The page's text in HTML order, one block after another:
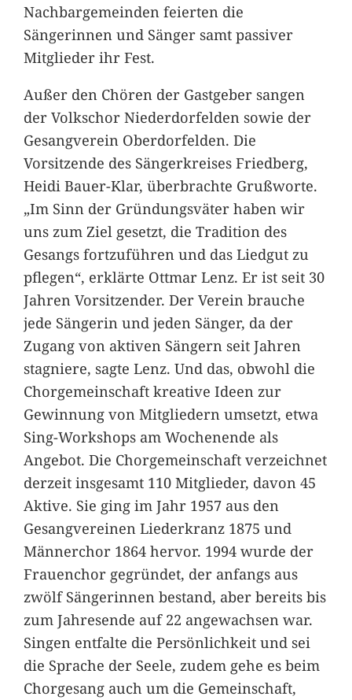
Nachbargemeinden feierten die
Sängerinnen und Sänger samt passiver
Mitglieder ihr Fest.
Außer den Chören der Gastgeber sangen
der Volkschor Niederdorfelden sowie der
Gesangverein Oberdorfelden. Die
Vorsitzende des Sängerkreises Friedberg,
Heidi Bauer-Klar, überbrachte Grußworte.
„Im Sinn der Gründungsväter haben wir
uns zum Ziel gesetzt, die Tradition des
Gesangs fortzuführen und das Liedgut zu
pflegen“, erklärte Ottmar Lenz. Er ist seit 30
Jahren Vorsitzender. Der Verein brauche
jede Sängerin und jeden Sänger, da der
Zugang von aktiven Sängern seit Jahren
stagniere, sagte Lenz. Und das, obwohl die
Chorgemeinschaft kreative Ideen zur
Gewinnung von Mitgliedern umsetzt, etwa
Sing-Workshops am Wochenende als
Angebot. Die Chorgemeinschaft verzeichnet
derzeit insgesamt 110 Mitglieder, davon 45
Aktive. Sie ging im Jahr 1957 aus den
Gesangvereinen Liederkranz 1875 und
Männerchor 1864 hervor. 1994 wurde der
Frauenchor gegründet, der anfangs aus
zwölf Sängerinnen bestand, aber bereits bis
zum Jahresende auf 22 angewachsen war.
Singen entfalte die Persönlichkeit und sei
die Sprache der Seele, zudem gehe es beim
Chorgesang auch um die Gemeinschaft,